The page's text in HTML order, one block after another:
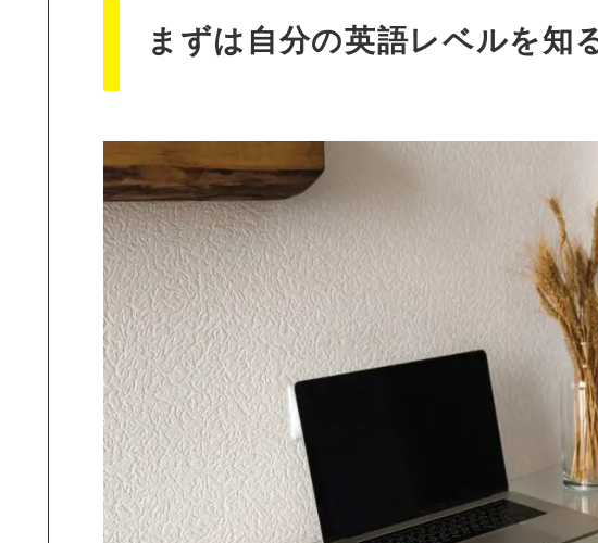
まずは自分の英語レベルを知